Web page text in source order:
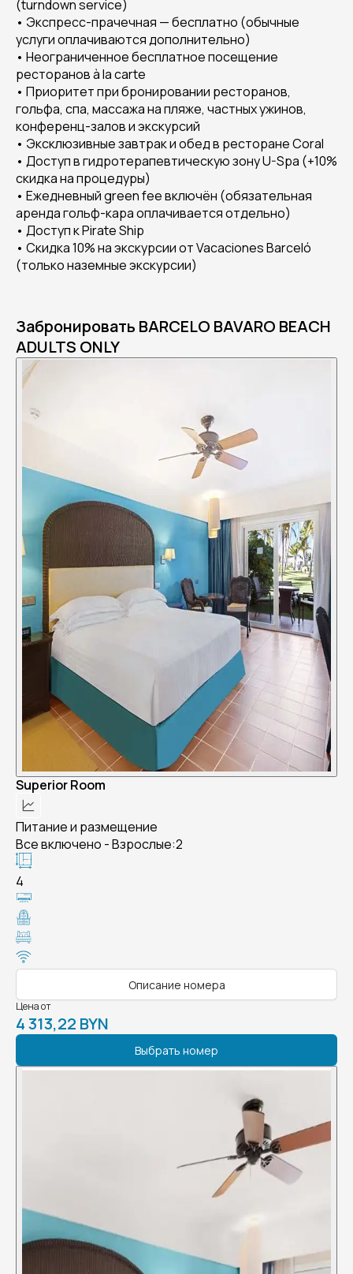
(turndown service)
• Экспресс-прачечная — бесплатно (обычные
услуги оплачиваются дополнительно)
• Неограниченное бесплатное посещение
ресторанов à la carte
• Приоритет при бронировании ресторанов,
гольфа, спа, массажа на пляже, частных ужинов,
конференц-залов и экскурсий
• Эксклюзивные завтрак и обед в ресторане Coral
• Доступ в гидротерапевтическую зону U-Spa (+10%
скидка на процедуры)
• Ежедневный green fee включён (обязательная
аренда гольф-кара оплачивается отдельно)
• Доступ к Pirate Ship
• Скидка 10% на экскурсии от Vacaciones Barceló
(только наземные экскурсии)
Забронировать BARCELO BAVARO BEACH
ADULTS ONLY
Superior Room
Питание и размещение
Все включено - Взрослые:2
4
Описание номера
Цена от
4 313,22 BYN
Выбрать номер